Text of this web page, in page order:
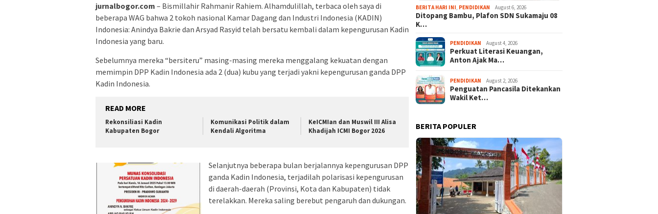
jurnalbogor.com – Bismillahir Rahmanir Rahiem. Alhamdulillah, terbaca oleh saya di
beberapa WAG bahwa 2 tokoh nasional Kamar Dagang dan Industri Indonesia (KADIN)
Indonesia: Anindya Bakrie dan Arsyad Rasyid telah bersatu kembali dalam kepengurusan Kadin
Indonesia yang baru.
Sebelumnya mereka “bersiteru” masing-masing mereka menggalang kekuatan dengan
memimpin DPP Kadin Indonesia ada 2 (dua) kubu yang terjadi yakni kepengurusan ganda DPP
Kadin Indonesia.
READ MORE
Rekonsiliasi Kadin
Kabupaten Bogor
Komunikasi Politik dalam
Kendali Algoritma
KeICMIan dan Muswil III Alisa
Khadijah ICMI Bogor 2026
Selanjutnya beberapa bulan berjalannya kepengurusan DPP
ganda Kadin Indonesia, terjadilah polarisasi kepengurusan
di daerah-daerah (Provinsi, Kota dan Kabupaten) tidak
terelakkan. Mereka saling berebut pengaruh dan dukungan.
BERITA HARI INI PENDIDIKAN August 6, 2026
Ditopang Bambu, Plafon SDN Sukamaju 08
K…
PENDIDIKAN August 4, 2026
Perkuat Literasi Keuangan,
Anton Ajak Ma…
PENDIDIKAN August 2, 2026
Penguatan Pancasila Ditekankan
Wakil Ket…
BERITA POPULER